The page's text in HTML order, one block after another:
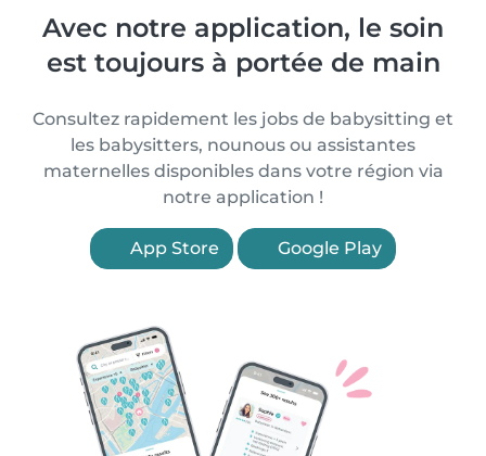
Avec notre application, le soin
est toujours à portée de main
Consultez rapidement les jobs de babysitting et
les babysitters, nounous ou assistantes
maternelles disponibles dans votre région via
notre application !
App Store Google Play